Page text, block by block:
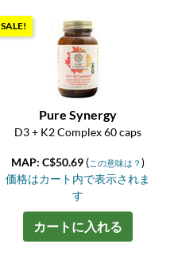
SALE!
Pure Synergy
D3 + K2 Complex 60 caps
MAP: C$50.69 (この意味は？)
価格はカート内で表示されま
す
カートに入れる